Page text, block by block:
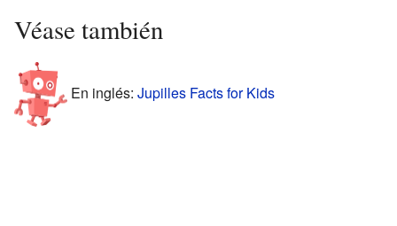
Véase también
En inglés: Jupilles Facts for Kids